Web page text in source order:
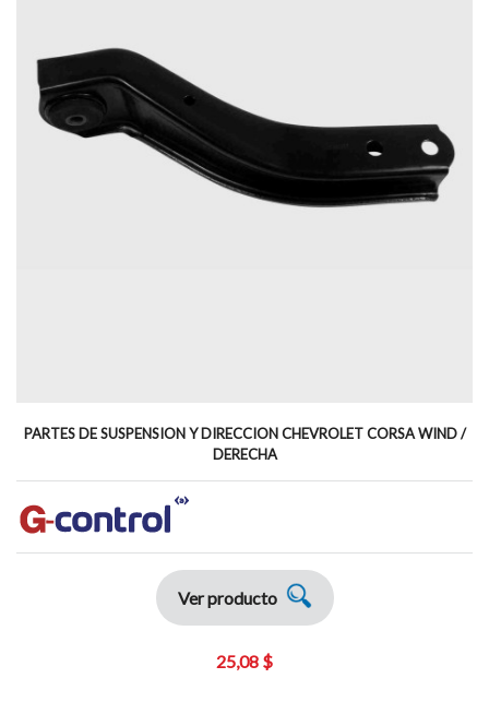
PARTES DE SUSPENSION Y DIRECCION CHEVROLET CORSA WIND /
DERECHA
Ver producto
25,08 $